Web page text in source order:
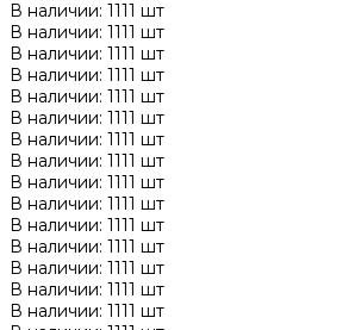
В наличии: 1111 шт
В наличии: 1111 шт
В наличии: 1111 шт
В наличии: 1111 шт
В наличии: 1111 шт
В наличии: 1111 шт
В наличии: 1111 шт
В наличии: 1111 шт
В наличии: 1111 шт
В наличии: 1111 шт
В наличии: 1111 шт
В наличии: 1111 шт
В наличии: 1111 шт
В наличии: 1111 шт
В наличии: 1111 шт